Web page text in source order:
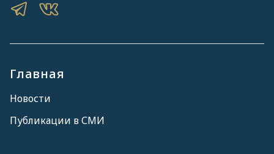
Главная
Новости
Публикации в СМИ